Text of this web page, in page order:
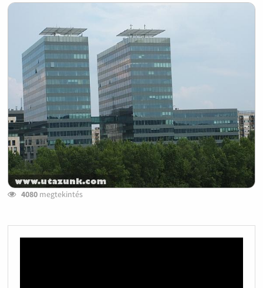
4080megtekintés